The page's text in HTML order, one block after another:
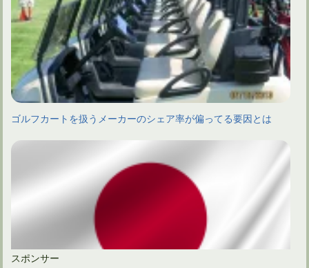
ゴルフカートを扱うメーカーのシェア率が偏ってる要因とは
スポンサー